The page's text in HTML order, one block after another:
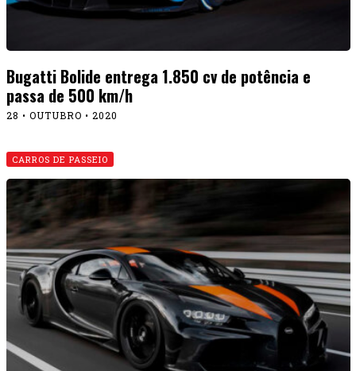
Bugatti Bolide entrega 1.850 cv de potência e
passa de 500 km/h
28 • OUTUBRO • 2020
CARROS DE PASSEIO